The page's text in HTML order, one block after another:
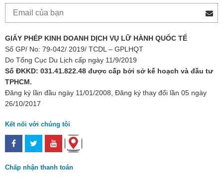
GIẤY PHÉP KINH DOANH DỊCH VỤ LỮ HÀNH QUỐC TẾ
Số GP/ No: 79-042/ 2019/ TCDL – GPLHQT
Do Tổng Cục Du Lịch cấp ngày 11/9/2019
Số ĐKKD: 031.41.822.48 được cấp bởi sở kế hoạch và đầu tư
TPHCM.
Đăng ký lần đầu ngày 11/01/2008, Đăng ký thay đổi lần 05 ngày
26/10/2017
Kết nối với chúng tôi
Chấp nhận thanh toán